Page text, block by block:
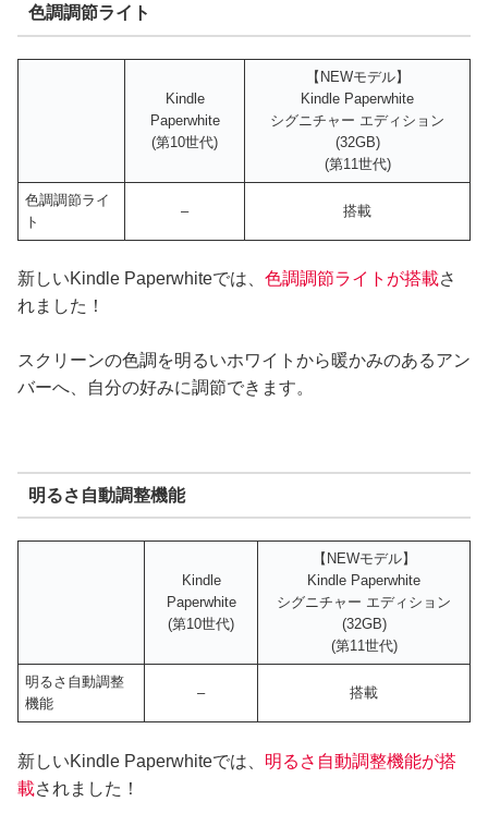
色調調節ライト
Kindle
Paperwhite
(第10世代)
【NEWモデル】
Kindle Paperwhite
シグニチャー エディション
(32GB)
(第11世代)
色調調節ライ
ト
– 搭載
新しいKindle Paperwhiteでは、 色調調節ライトが搭載さ
れました！
スクリーンの色調を明るいホワイトから暖かみのあるアン
バーへ、自分の好みに調節できます。
明るさ自動調整機能
Kindle
Paperwhite
(第10世代)
【NEWモデル】
Kindle Paperwhite
シグニチャー エディション
(32GB)
(第11世代)
明るさ自動調整
機能
– 搭載
新しいKindle Paperwhiteでは、 明るさ自動調整機能が搭
載されました！